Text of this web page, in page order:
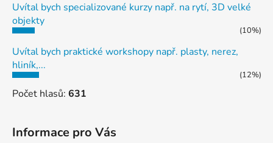
Uvítal bych specializované kurzy např. na rytí, 3D velké
objekty
(10%)
Uvítal bych praktické workshopy např. plasty, nerez,
hliník,...
(12%)
Počet hlasů: 631
Informace pro Vás